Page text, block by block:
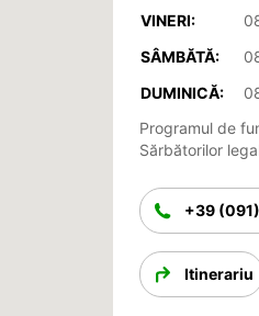
VINERI:
SÂMBĂTĂ:
DUMINICĂ:
Programul de
Sărbătorilor
+39
Itinerariu